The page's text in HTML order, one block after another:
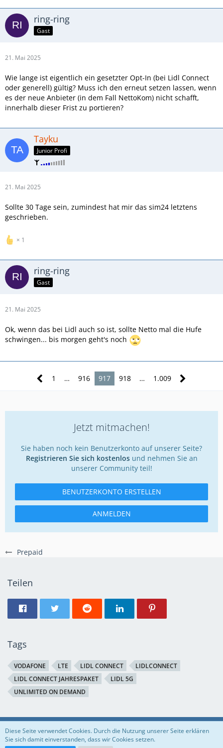
Prepaid
ring-ring
Gast
21. Mai 2025
Wie lange ist eigentlich ein gesetzter Opt-In (bei Lidl Connect
oder generell) gültig? Muss ich den erneut setzen lassen, wenn
es der neue Anbieter (in dem Fall NettoKom) nicht schafft,
innerhalb dieser Frist zu portieren?
Tayku
Junior Profi
21. Mai 2025
Sollte 30 Tage sein, zumindest hat mir das sim24 letztens
geschrieben.
1
ring-ring
Gast
21. Mai 2025
Ok, wenn das bei Lidl auch so ist, sollte Netto mal die Hufe
schwingen... bis morgen geht's noch
1 … 916 917 918 … 1.009
Jetzt mitmachen!
Sie haben noch kein Benutzerkonto auf unserer Seite?
Registrieren Sie sich kostenlosund nehmen Sie an
unserer Community teil!
BENUTZERKONTO ERSTELLEN
ANMELDEN
Teilen
Tags
VODAFONE LTE LIDL CONNECT
LIDLCONNECT
LIDL CONNECT JAHRESPAKET
LIDL 5G
UNLIMITED ON DEMAND
Regeln Datenschutzerklärung Impressum
Diese Seite verwendet Cookies. Durch die Nutzung unserer Seite erklären
Sie sich damit einverstanden, dass wir Cookies setzen.